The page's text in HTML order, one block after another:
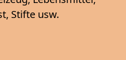
Stifte usw.